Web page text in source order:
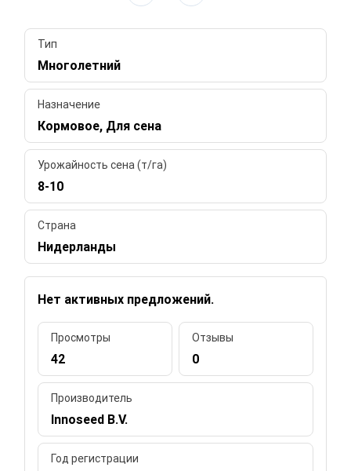
Тип
Многолетний
Назначение
Кормовое, Для сена
Урожайность сена (т/га)
8-10
Страна
Нидерланды
Нет активных предложений.
Просмотры
42
Отзывы
0
Производитель
Innoseed B.V.
Год регистрации